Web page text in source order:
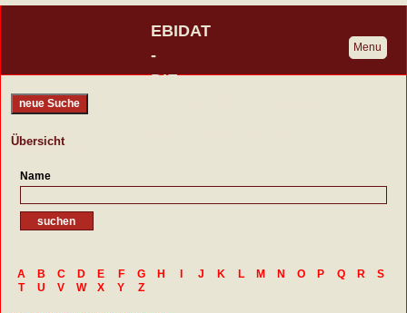
EBIDAT
-
DIE
Burgenvereinigung
Menu
neue Suche
Übersicht
Name
A B C D E F G H J K L M N O P Q R
S
T
U V W X Y Z